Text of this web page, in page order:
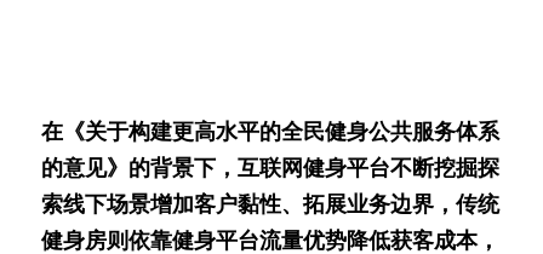
在《关于构建更高水平的全民健身公共服务体系
的意见》的背景下，互联网健身平台不断挖掘探
索线下场景增加客户黏性、拓展业务边界，传统
健身房则依靠健身平台流量优势降低获客成本，